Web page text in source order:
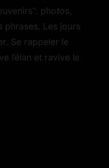
photos,
phrases. Les jours
Se rappeler le
l’élan et ravive le